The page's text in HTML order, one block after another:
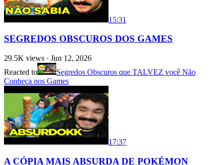
15:31
SEGREDOS OBSCUROS DOS GAMES
29.5K views · Jun 12, 2026
Reacted to
Segredos Obscuros que TALVEZ você Não
Conheça nos Games
17:37
A CÓPIA MAIS ABSURDA DE POKÉMON